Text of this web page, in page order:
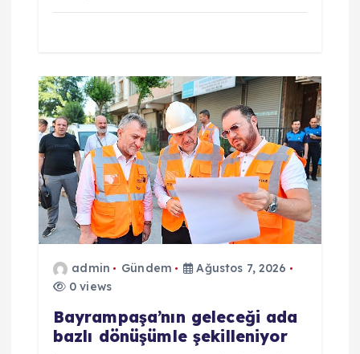
admin Gündem
Ağustos 7, 2026
0 views
Bayrampaşa’nın geleceği ada
bazlı dönüşümle şekilleniyor